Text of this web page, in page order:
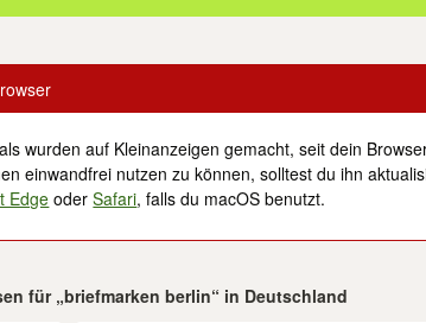
wurden auf Kleinanzeigen gemacht, seit dein
einwandfrei nutzen zu können, solltest du ihn
Edge oderSafari, falls du macOS benutzt.
für „briefmarken berlin“ in Deutschland